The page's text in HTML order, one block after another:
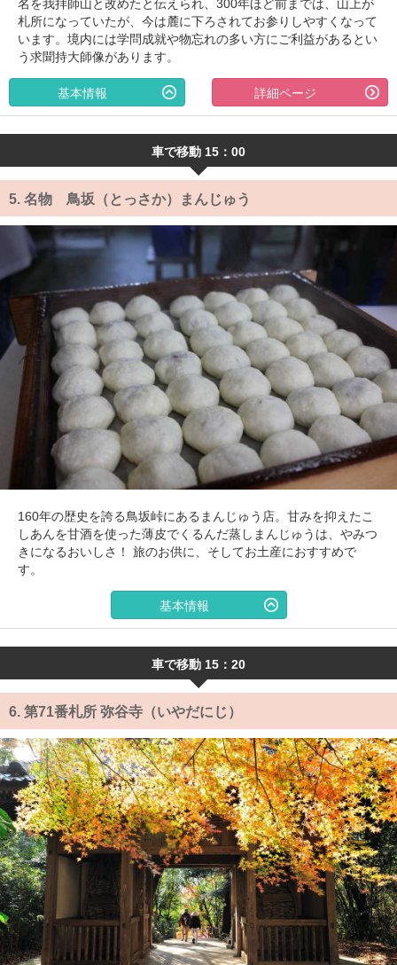
名を我拝師山と改めたと伝えられ、300年ほど前までは、山上が
札所になっていたが、今は麓に下ろされてお参りしやすくなって
います。境内には学問成就や物忘れの多い方にご利益があるとい
う求聞持大師像があります。
詳細ページ
基本情報
車で移動 15：00
5. 名物 鳥坂（とっさか）まんじゅう
160年の歴史を誇る鳥坂峠にあるまんじゅう店。甘みを抑えたこ
しあんを甘酒を使った薄皮でくるんだ蒸しまんじゅうは、やみつ
きになるおいしさ！ 旅のお供に、そしてお土産におすすめで
す。
基本情報
車で移動 15：20
6. 第71番札所 弥谷寺（いやだにじ）